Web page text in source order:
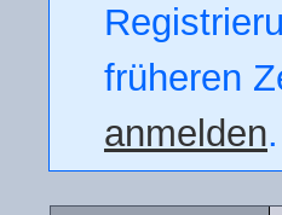
früheren
anmelden.